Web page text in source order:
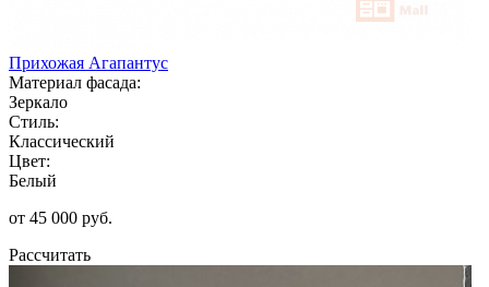
Прихожая Агапантус
Материал фасада:
Зеркало
Стиль:
Классический
Цвет:
Белый
от 45 000 руб.
Рассчитать